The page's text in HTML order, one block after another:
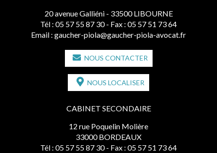
20 avenue Galliéni - 33500 LIBOURNE
Tél : 05 57 55 87 30 - Fax : 05 57 51 73 64
Email : gaucher-piola@gaucher-piola-avocat.fr
NOUS CONTACTER
NOUS LOCALISER
CABINET SECONDAIRE
12 rue Poquelin Molière
33000 BORDEAUX
Tél : 05 57 55 87 30 - Fax : 05 57 51 73 64